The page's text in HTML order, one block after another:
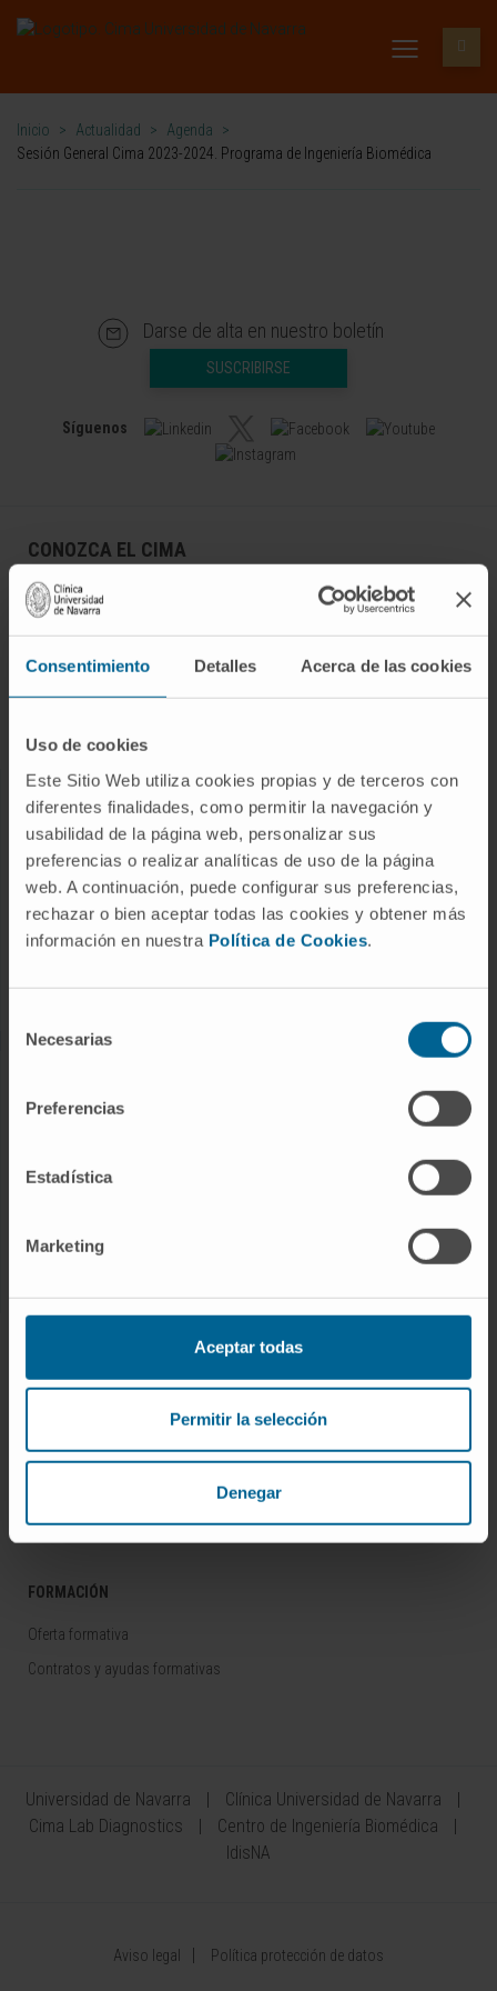
Consentimiento Detalles Acerca de las cookies
Uso de cookies
Este Sitio Web utiliza cookies propias y de terceros con
diferentes finalidades, como permitir la navegación y
usabilidad de la página web, personalizar sus
preferencias o realizar analíticas de uso de la página
web. A continuación, puede configurar sus preferencias,
rechazar o bien aceptar todas las cookies y obtener más
información en nuestra Política de Cookies.
Necesarias
Preferencias
Estadística
Marketing
Aceptar todas
Permitir la selección
Denegar
Inicio > Actualidad > Agenda
>
Sesión General Cima 2023-2024. Programa de Ingeniería Biomédica
Darse de alta en nuestro boletín
SUSCRIBIRSE
Síguenos
CONOZCA EL CIMA
Quiénes somos
Campus de la Universidad de Navarra
Organización
ENFERMEDADES
Cáncer
Enfermedades cardiovasculares
Enfermedades hepáticas
Enfermedades raras
Nuestros Investigadores
Plataformas tecnológicas
Actividad científica
Desarrollo de fármacos / Pipelines
Emprendimiento / Spin off
Área del Inversor
FORMACIÓN
Oferta formativa
Contratos y ayudas formativas
Universidad de Navarra
Clínica Universidad de Navarra
Cima Lab Diagnostics
Centro de Ingeniería Biomédica
IdisNA
Aviso legal Política protección de datos